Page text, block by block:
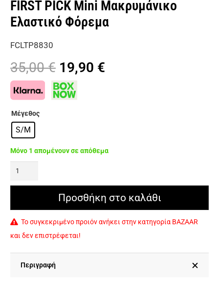
FIRST PICK Mini Μακρυμάνικο
Ελαστικό Φόρεμα
FCLTP8830
35,00€ Original
price
was:
19,90 €
Μέγεθος
S/M
Μόνο 1 απομένουν σε απόθεμα
FIRST
Μακρυμάνικο
Ελαστικό
Φόρεμα
Προσθήκη στο καλάθι
Το συγκεκριμένο προιόν ανήκει στην κατηγορία BAZAAR
και δεν επιστρέφεται!
Περιγραφή